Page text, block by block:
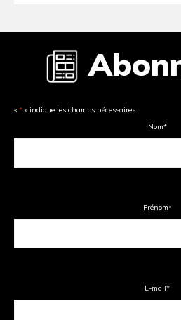
« * » indique les champs nécessaires
Nom*
Prénom*
E-mail*